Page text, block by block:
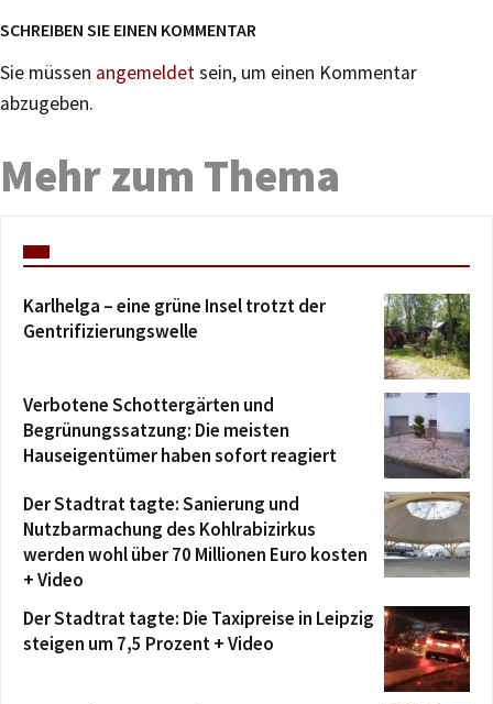
SCHREIBEN SIE EINEN KOMMENTAR
Sie müssen angemeldetsein, um einen Kommentar
abzugeben.
Mehr zum Thema
Karlhelga – eine grüne Insel trotzt der
Gentrifizierungswelle
Verbotene Schottergärten und
Begrünungssatzung: Die meisten
Hauseigentümer haben sofort reagiert
Der Stadtrat tagte: Sanierung und
Nutzbarmachung des Kohlrabizirkus
werden wohl über 70 Millionen Euro kosten
+ Video
Der Stadtrat tagte: Die Taxipreise in Leipzig
steigen um 7,5 Prozent + Video